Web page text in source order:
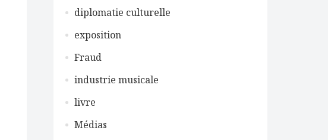
diplomatie culturelle
exposition
Fraud
industrie musicale
livre
Médias